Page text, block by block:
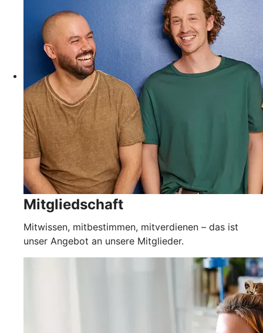
Mitgliedschaft
Mitwissen, mitbestimmen, mitverdienen – das ist
unser Angebot an unsere Mitglieder.